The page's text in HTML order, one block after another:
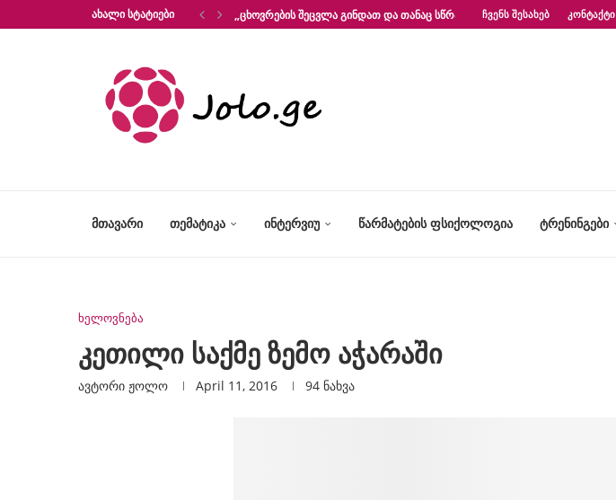
ᲐᲮᲐᲚᲘ ᲡᲢᲐᲢᲘᲔᲑᲘ „ᲪᲮᲝᲕᲠᲔᲑᲘᲡ ᲨᲔᲪᲕᲚᲐ ᲒᲘᲜᲓᲐᲗ ᲓᲐ ᲗᲐᲜᲐᲪ ᲡᲬᲠᲐᲤᲐᲓ?“ – ᲤᲡᲘᲥᲝᲚᲝᲒᲘᲡ...
ᲩᲕᲔᲜᲡ ᲨᲔᲡᲐᲮᲔᲑ ᲙᲝᲜᲢᲐᲥᲢᲘ
ᲛᲗᲐᲕᲐᲠᲘ ᲗᲔᲛᲐᲢᲘᲙᲐ ᲘᲜᲢᲔᲠᲕᲘᲣ ᲬᲐᲠᲛᲐᲢᲔᲑᲘᲡ ᲤᲡᲘᲥᲝᲚᲝᲒᲘᲐ ᲢᲠᲔᲜᲘᲜᲒᲔᲑᲘ
ხელოვნება
კეთილი საქმე ზემო აჭარაში
ავტორი Ჟოლო April 11, 2016 94 ნახვა